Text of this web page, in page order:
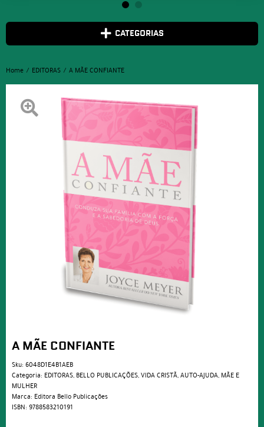
CATEGORIAS
Home EDITORAS A MÃE CONFIANTE
A MÃE CONFIANTE
Sku: 6048D1E4B1AEB
Categoria: EDITORAS, BELLO PUBLICAÇÕES,VIDA CRISTÃ,AUTO-AJUDA, MÃE E
MULHER
Marca: Editora Bello Publicações
ISBN: 9788583210191